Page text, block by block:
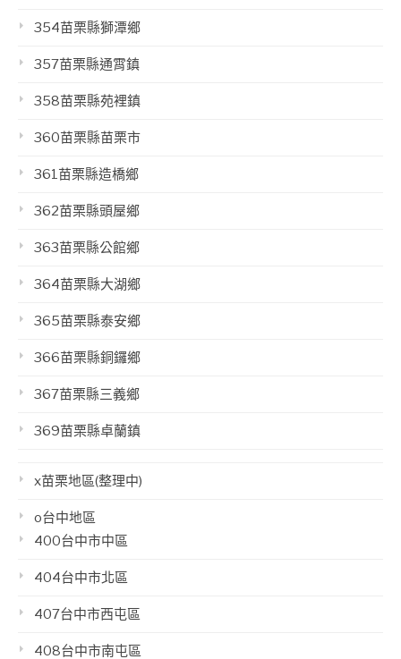
354苗栗縣獅潭鄉
357苗栗縣通霄鎮
358苗栗縣苑裡鎮
360苗栗縣苗栗市
361苗栗縣造橋鄉
362苗栗縣頭屋鄉
363苗栗縣公館鄉
364苗栗縣大湖鄉
365苗栗縣泰安鄉
366苗栗縣銅鑼鄉
367苗栗縣三義鄉
369苗栗縣卓蘭鎮
x苗栗地區(整理中)
o台中地區
400台中市中區
404台中市北區
407台中市西屯區
408台中市南屯區